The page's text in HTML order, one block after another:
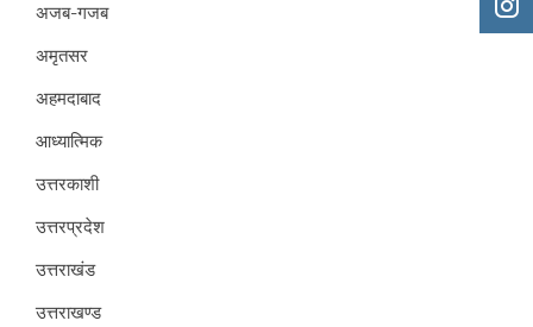
अजब-गजब
अमृतसर
अहमदाबाद
आध्यात्मिक
उत्तरकाशी
उत्तरप्रदेश
उत्तराखंड
उत्तराखण्ड